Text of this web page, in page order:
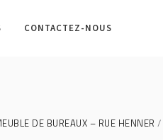
CONTACTEZ-NOUS
DE BUREAUX – RUE HENNER